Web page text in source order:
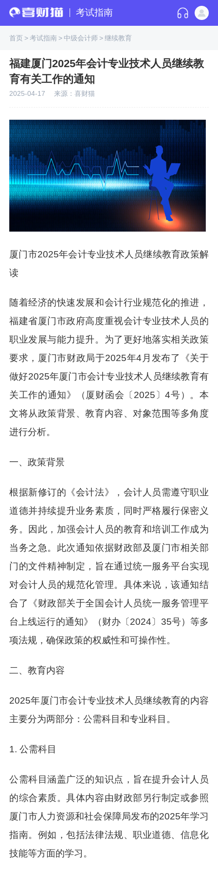
考试指南
首页>考试指南> 中级会计师>继续教育
福建厦门2025年会计专业技术人员继续教
育有关工作的通知
2025-04-17 来源：喜财猫
厦门市2025年会计专业技术人员继续教育政策解
读
随着经济的快速发展和会计行业规范化的推进，
福建省厦门市政府高度重视会计专业技术人员的
职业发展与能力提升。为了更好地落实相关政策
要求，厦门市财政局于2025年4月发布了《关于
做好2025年厦门市会计专业技术人员继续教育有
关工作的通知》（厦财函会〔2025〕4号）。本
文将从政策背景、教育内容、对象范围等多角度
进行分析。
一、政策背景
根据新修订的《会计法》，会计人员需遵守职业
道德并持续提升业务素质，同时严格履行保密义
务。因此，加强会计人员的教育和培训工作成为
当务之急。此次通知依据财政部及厦门市相关部
门的文件精神制定，旨在通过统一服务平台实现
对会计人员的规范化管理。具体来说，该通知结
合了《财政部关于全国会计人员统一服务管理平
台上线运行的通知》（财办〔2024〕35号）等多
项法规，确保政策的权威性和可操作性。
二、教育内容
2025年厦门市会计专业技术人员继续教育的内容
主要分为两部分：公需科目和专业科目。
1. 公需科目
公需科目涵盖广泛的知识点，旨在提升会计人员
的综合素质。具体内容由财政部另行制定或参照
厦门市人力资源和社会保障局发布的2025年学习
指南。例如，包括法律法规、职业道德、信息化
技能等方面的学习。